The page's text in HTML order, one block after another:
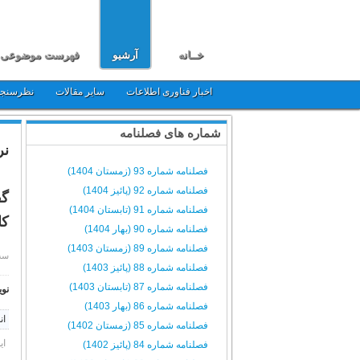
خــانه آرشیو فهرست موضوعی
اخبار فناوری اطلاعات سایر مقالات
سه شنبه,
شماره های فصلنامه
فصلنامه شماره 93 (زمستان 1404)
فصلنامه شماره 92 (پائیز 1404)
فصلنامه شماره 91 (تابستان 1404)
فصلنامه شماره 90 (بهار 1404)
فصلنامه شماره 89 (زمستان 1403)
فصلنامه شماره 88 (پائیز 1403)
فصلنامه شماره 87 (تابستان 1403)
فصلنامه شماره 86 (بهار 1403)
فصلنامه شماره 85 (زمستان 1402)
فصلنامه شماره 84 (پائیز 1402)